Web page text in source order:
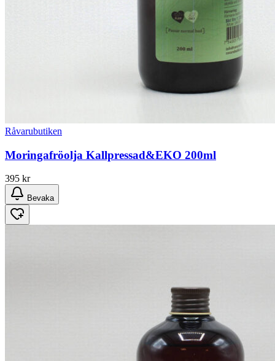
Råvarubutiken
Moringafröolja Kallpressad&EKO 200ml
395 kr
Bevaka